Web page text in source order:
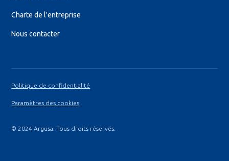
Charte de l'entreprise
Nous contacter
© 2024 Argusa. Tous droits réservés.
Politique de confidentialité
Paramètres des cookies